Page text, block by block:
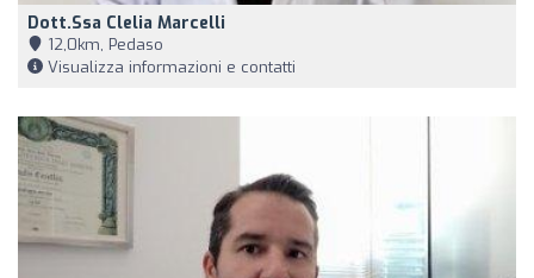
Dott.ssa Clelia Marcelli
12,0km, Pedaso
Visualizza informazioni e contatti